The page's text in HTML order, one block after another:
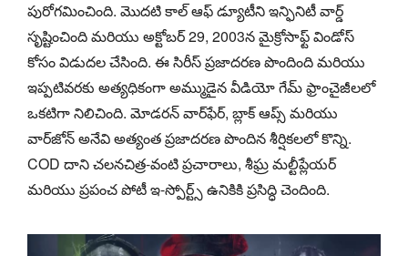
పురోగమించింది. మొదటి కాల్ ఆఫ్ డ్యూటీని ఇన్ఫినిటీ వార్డ్
సృష్టించింది మరియు అక్టోబర్ 29, 2003న మైక్రోసాఫ్ట్ విండోస్
కోసం విడుదల చేసింది. ఈ సిరీస్ ప్రజాదరణ పొందింది మరియు
ఇప్పటివరకు అత్యధికంగా అమ్ముడైన వీడియో గేమ్ ఫ్రాంచైజీలలో
ఒకటిగా నిలిచింది. మోడరన్ వార్‌ఫేర్, బ్లాక్ ఆప్స్ మరియు
వార్‌జోన్ అనేవి అత్యంత ప్రజాదరణ పొందిన శీర్షికలలో కొన్ని.
COD దాని చలనచిత్ర-వంటి ప్రచారాలు, శీఘ్ర మల్టీప్లేయర్
మరియు ప్రపంచ పోటీ ఇ-స్పోర్ట్స్ ఉనికికి ప్రసిద్ధి చెందింది.